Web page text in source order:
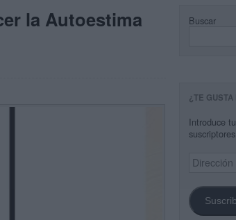
la Autoestima
Buscar
¿TE
Introduce
suscriptores.
Dirección
de